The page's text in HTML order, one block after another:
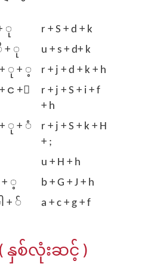
r + S + d + k
+
u + s + d+ k
+ ု +
r + j + d + k + h
င +်
r + j + S + i + f
+ h
+ ု +
r + j + S + k + H
+ ;
u + H + h
+
b + G + J + h
+ a + c + g + f
နှစ်လုံးဆင့် )